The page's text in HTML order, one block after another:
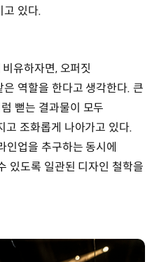
고 있다.
유하자면, 오퍼짓
역할을 한다고 생각한다. 큰
뻗는 결과물이 모두
고 조화롭게 나아가고 있다.
인업을 추구하는 동시에
있도록 일관된 디자인 철학을